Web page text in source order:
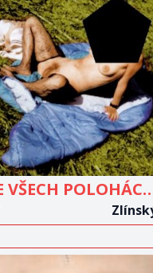
ZOBRAZIT
INZERÁT
VE VŠECH